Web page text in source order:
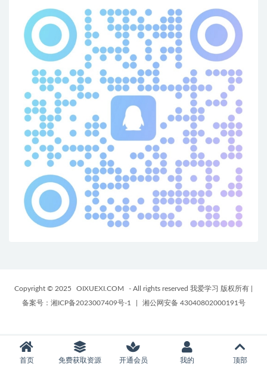
Copyright © 2025 OIXUEXI.COM - All rights reserved 我爱学习 版权所有
备案号：湘ICP备2023007409号-1
湘公网安备 43040802000191号
首页 免费获取资源 开通会员 我的 顶部